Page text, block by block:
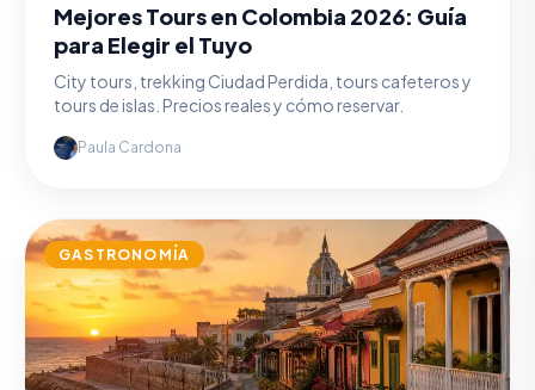
Mejores Tours en Colombia 2026: Guía
para Elegir el Tuyo
City tours, trekking Ciudad Perdida, tours cafeteros y
tours de islas. Precios reales y cómo reservar.
Paula Cardona
GASTRONOMÍA